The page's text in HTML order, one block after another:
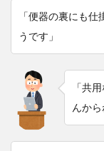
「便器の裏にも
うです」
「共
んから